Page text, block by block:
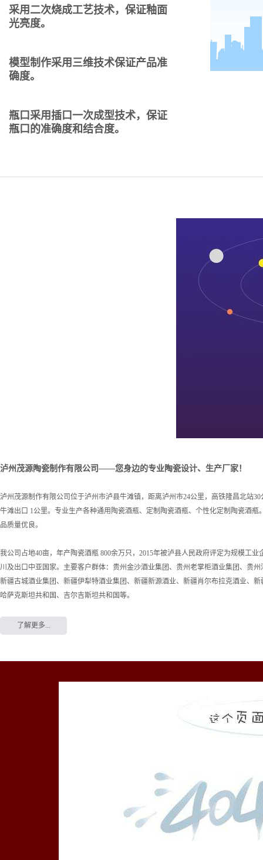
采用二次烧成工艺技术，保证釉面
光亮度。
模型制作采用三维技术保证产品准
确度。
瓶口采用插口一次成型技术，保证
瓶口的准确度和结合度。
泸州茂源陶瓷制作有限公司——您身边的专业陶瓷设计、生产厂家！
泸州茂源制作有限公司位于泸州市泸县牛滩镇，距离泸州市24公里，高铁隆昌北站
牛滩出口 1公里。专业生产各种通用陶瓷酒瓶、定制陶瓷酒瓶、个性化定制陶瓷酒瓶
品质量优良。
我公司占地40亩，年产陶瓷酒瓶 800余万只，2015年被泸县人民政府评定为规模工
川及出口中亚国家。主要客户群体：贵州金沙酒业集团、贵州老掌柜酒业集团、贵
新疆古城酒业集团、新疆伊犁特酒业集团、新疆新源酒业、新疆肖尔布拉克酒业、
哈萨克斯坦共和国、吉尔吉斯坦共和国等。
了解更多...